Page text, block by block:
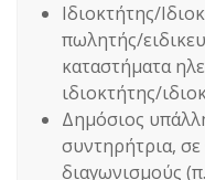
Ιδιοκτήτης/
πωλητής/
καταστήματα
ιδιοκτήτης/
Δημόσιος
συντηρήτρια,
διαγωνισμούς